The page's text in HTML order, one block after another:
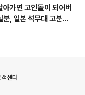
아가면 고인돌이 되어버
분, 일본 석무대 고분의
센터